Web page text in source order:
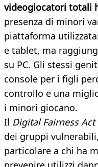
videogiocatori totali
presenza di minori
piattaforma
e tablet, ma
su PC. Gli stessi
console per i figli
controllo e una
i minori giocano.
Il Digital Fairness Act
dei gruppi
particolare a chi ha